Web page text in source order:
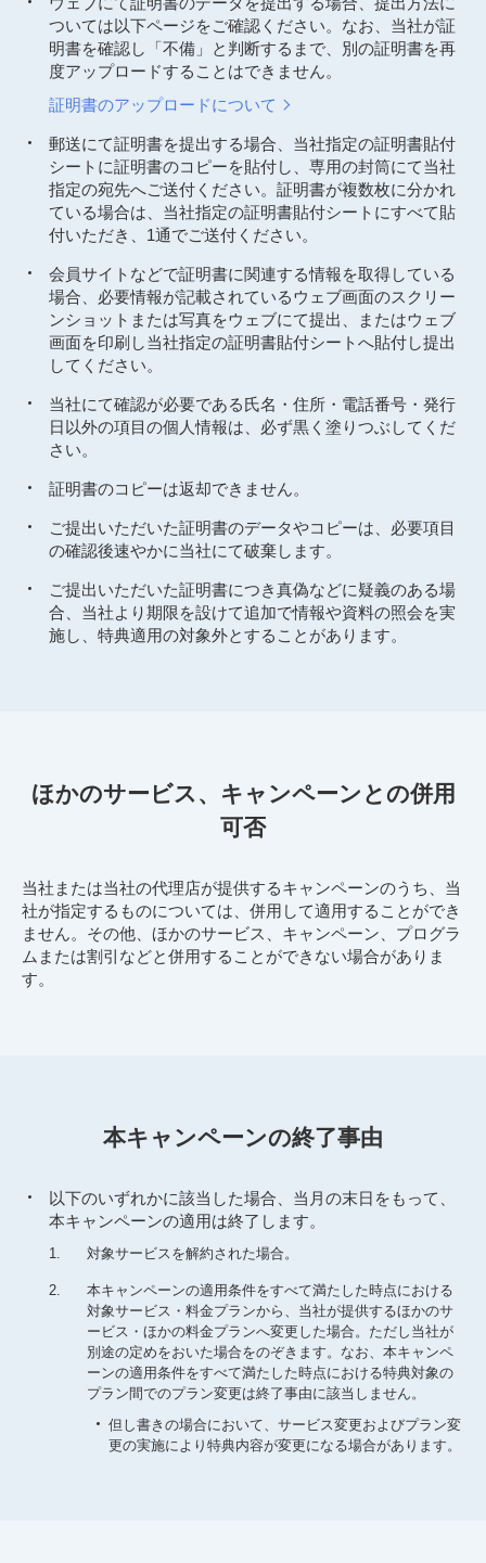
ついては以下ページをご確認ください。なお、当社が証
明書を確認し「不備」と判断するまで、別の証明書を再
度アップロードすることはできません。
証明書のアップロードについて
郵送にて証明書を提出する場合、当社指定の証明書貼付
シートに証明書のコピーを貼付し、専用の封筒にて当社
指定の宛先へご送付ください。証明書が複数枚に分かれ
ている場合は、当社指定の証明書貼付シートにすべて貼
付いただき、1通でご送付ください。
会員サイトなどで証明書に関連する情報を取得している
場合、必要情報が記載されているウェブ画面のスクリー
ンショットまたは写真をウェブにて提出、またはウェブ
画面を印刷し当社指定の証明書貼付シートへ貼付し提出
してください。
当社にて確認が必要である氏名・住所・電話番号・発行
日以外の項目の個人情報は、必ず黒く塗りつぶしてくだ
さい。
証明書のコピーは返却できません。
ご提出いただいた証明書のデータやコピーは、必要項目
の確認後速やかに当社にて破棄します。
ご提出いただいた証明書につき真偽などに疑義のある場
合、当社より期限を設けて追加で情報や資料の照会を実
施し、特典適用の対象外とすることがあります。
ほかのサービス、キャンペーンとの併用
可否
当社または当社の代理店が提供するキャンペーンのうち、当
社が指定するものについては、併用して適用することができ
ません。その他、ほかのサービス、キャンペーン、プログラ
ムまたは割引などと併用することができない場合がありま
す。
本キャンペーンの終了事由
以下のいずれかに該当した場合、当月の末日をもって、
本キャンペーンの適用は終了します。
1. 対象サービスを解約された場合。
2.
本キャンペーンの適用条件をすべて満たした時点における
対象サービス・料金プランから、当社が提供するほかのサ
ービス・ほかの料金プランへ変更した場合。ただし当社が
別途の定めをおいた場合をのぞきます。なお、本キャンペ
ーンの適用条件をすべて満たした時点における特典対象の
プラン間でのプラン変更は終了事由に該当しません。
但し書きの場合において、サービス変更およびプラン変
更の実施により特典内容が変更になる場合があります。